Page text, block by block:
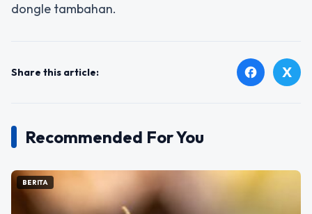
dongle tambahan.
Share this article: facebook X
Recommended For You
BERITA